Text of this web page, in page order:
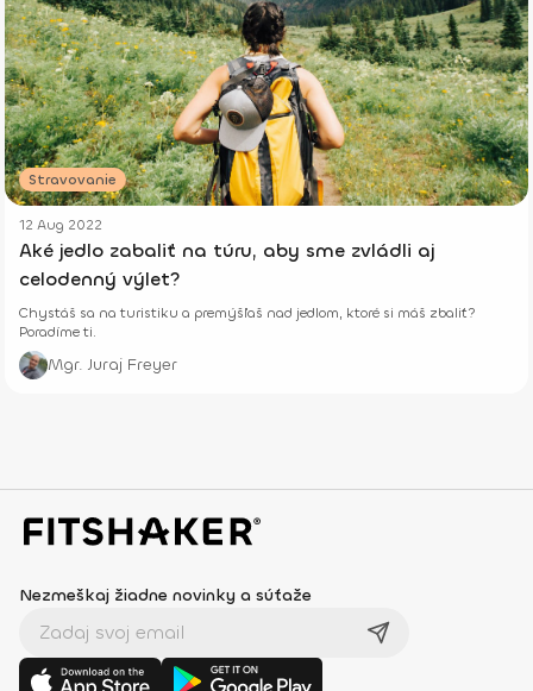
Stravovanie
12 Aug 2022
Aké jedlo zabaliť na túru, aby sme zvládli aj
celodenný výlet?
Chystáš sa na turistiku a premýšľaš nad jedlom, ktoré si máš zbaliť?
Poradíme ti.
Mgr. Juraj Freyer
Nezmeškaj žiadne novinky a súťaže